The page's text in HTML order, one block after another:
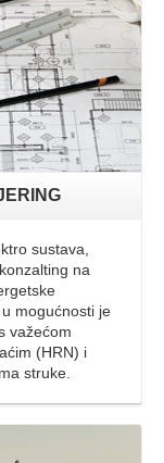
sustava,
na
mogućnosti je
važećom
(HRN) i
struke.